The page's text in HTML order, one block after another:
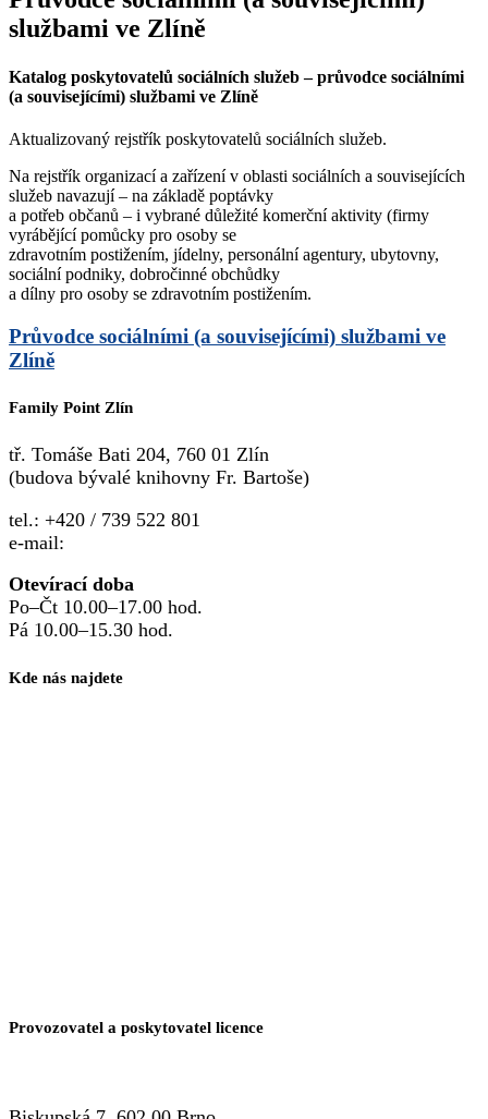
službami ve Zlíně
Katalog poskytovatelů sociálních služeb – průvodce sociálními
(a souvisejícími) službami ve Zlíně
Aktualizovaný rejstřík poskytovatelů sociálních služeb.
Na rejstřík organizací a zařízení v oblasti sociálních a souvisejících
služeb navazují – na základě poptávky
a potřeb občanů – i vybrané důležité komerční aktivity (firmy
vyrábějící pomůcky pro osoby se
zdravotním postižením, jídelny, personální agentury, ubytovny,
sociální podniky, dobročinné obchůdky
a dílny pro osoby se zdravotním postižením.
Průvodce sociálními (a souvisejícími) službami ve
Zlíně
Family Point Zlín
tř. Tomáše Bati 204, 760 01 Zlín
(budova bývalé knihovny Fr. Bartoše)
tel.: +420 / 739 522 801
e-mail:
Otevírací doba
Po–Čt 10.00–17.00 hod.
Pá 10.00–15.30 hod.
Kde nás najdete
Provozovatel a poskytovatel licence